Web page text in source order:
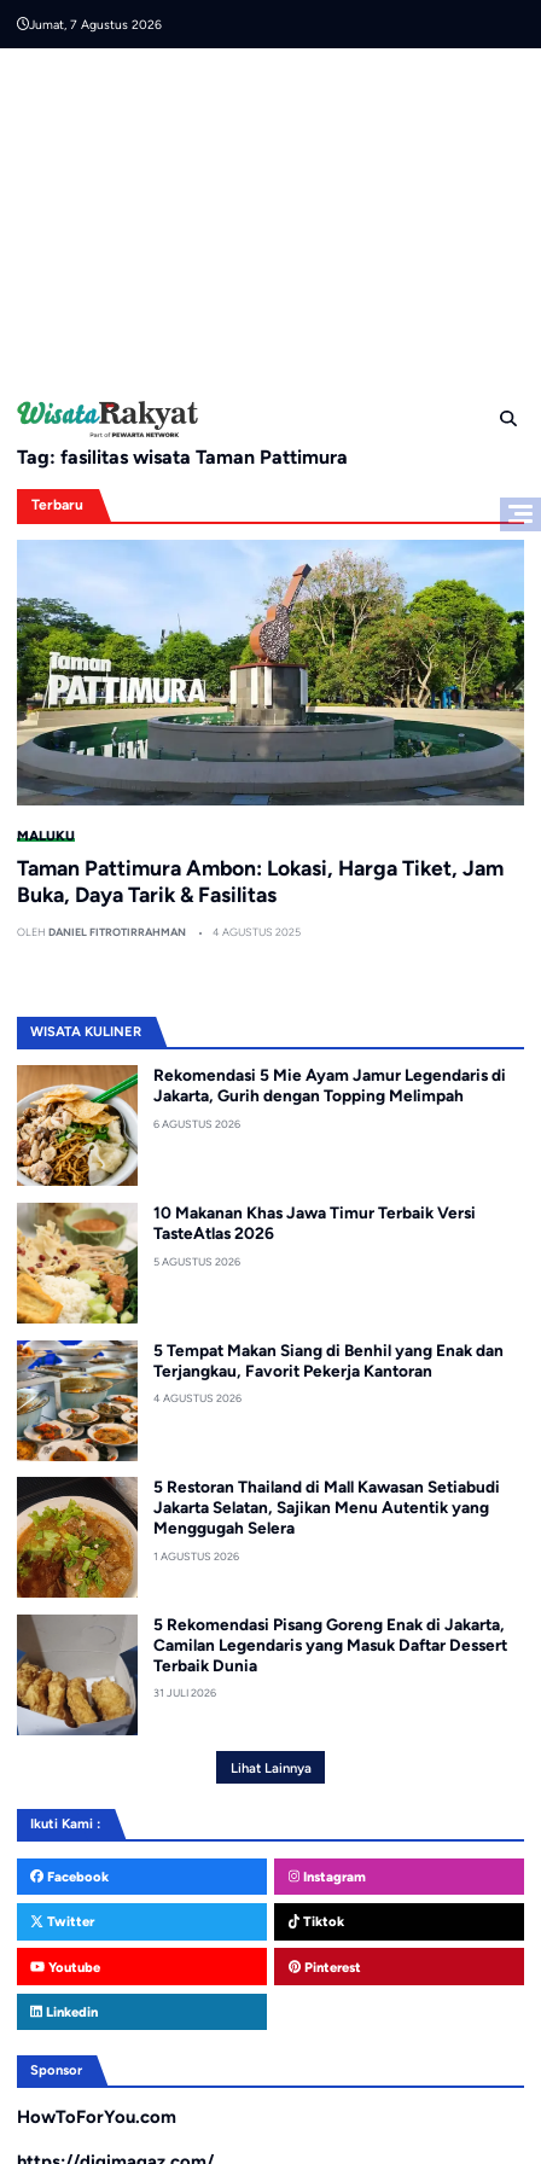
Jumat, 7 Agustus 2026
Tag: fasilitas wisata Taman Pattimura
Terbaru
MALUKU
Taman Pattimura Ambon: Lokasi, Harga Tiket, Jam
Buka, Daya Tarik & Fasilitas
OLEH DANIEL FITROTIRRAHMAN 4 AGUSTUS 2025
WISATA KULINER
Rekomendasi 5 Mie Ayam Jamur Legendaris di
Jakarta, Gurih dengan Topping Melimpah
6 AGUSTUS 2026
10 Makanan Khas Jawa Timur Terbaik Versi
TasteAtlas 2026
5 AGUSTUS 2026
5 Tempat Makan Siang di Benhil yang Enak dan
Terjangkau, Favorit Pekerja Kantoran
4 AGUSTUS 2026
5 Restoran Thailand di Mall Kawasan Setiabudi
Jakarta Selatan, Sajikan Menu Autentik yang
Menggugah Selera
1 AGUSTUS 2026
5 Rekomendasi Pisang Goreng Enak di Jakarta,
Camilan Legendaris yang Masuk Daftar Dessert
Terbaik Dunia
31 JULI 2026
Lihat Lainnya
Ikuti Kami :
Facebook Instagram
Twitter Tiktok
Youtube Pinterest
Linkedin
Sponsor
HowToForYou.com